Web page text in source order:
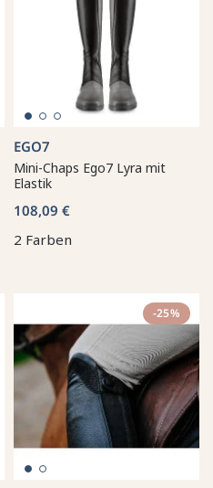
EGO7
Mini-Chaps Ego7 Lyra mit
Elastik
108,09 €
2 Farben
-25%